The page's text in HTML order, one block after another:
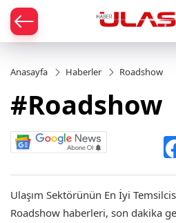
Anasayfa Haberler Roadshow
#Roadshow
Ulaşım Sektörünün En İyi
Roadshow haberleri, son dakika